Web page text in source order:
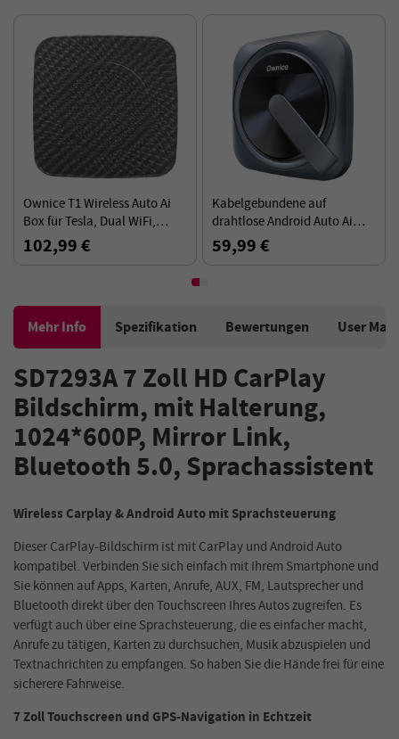
Ownice T1 Wireless Auto Ai
Box für Tesla, Dual WiFi,
unterstützt CarPlay / AirPlay
/ Android Auto / MiraCast -
102,99 €
Kabelgebundene auf
drahtlose Android Auto Ai
Box Ownice A0, für Fahrzeuge
mit originaler CarPlay
59,99 €
Mehr Info Spezifikation Bewertungen User
SD7293A 7 Zoll HD CarPlay
Bildschirm, mit Halterung,
1024*600P, Mirror Link,
Bluetooth 5.0, Sprachassistent
Wireless Carplay & Android Auto mit Sprachsteuerung
Dieser CarPlay-Bildschirm ist mit CarPlay und Android Auto
kompatibel. Verbinden Sie sich einfach mit Ihrem Smartphone und
Sie können auf Apps, Karten, Anrufe, AUX, FM, Lautsprecher und
Bluetooth direkt über den Touchscreen Ihres Autos zugreifen. Es
verfügt auch über eine Sprachsteuerung, die es einfacher macht,
Anrufe zu tätigen, Karten zu durchsuchen, Musik abzuspielen und
Textnachrichten zu empfangen. So haben Sie die Hände frei für eine
sicherere Fahrweise.
7 Zoll Touchscreen und GPS-Navigation in Echtzeit